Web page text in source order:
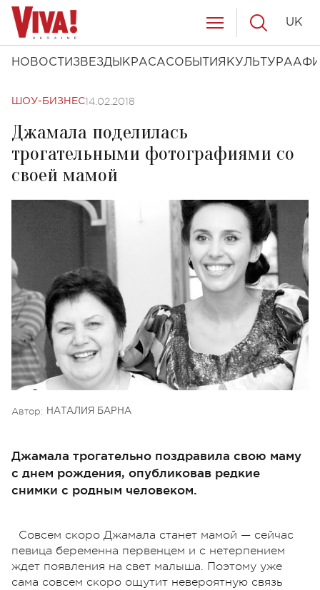
НОВОСТИ ЗВЕЗДЫ КРАСАСОБЫТИЯ КУЛЬТУРА
UK
ШОУ-БИЗНЕС14.02.2018
Джамала поделилась
трогательными фотографиями со
своей мамой
Автор: НАТАЛИЯ БАРНА
Джамала трогательно поздравила свою маму
с днем рождения, опубликовав редкие
снимки с родным человеком.
Совсем скоро Джамала станет мамой — сейчас
певица беременна первенцем и с нетерпением
ждет появления на свет малыша. Поэтому уже
сама совсем скоро ощутит невероятную связь